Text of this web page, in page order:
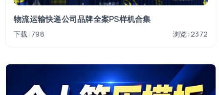
物流运输快递公司品牌全案PS样机合集
下载: 798 浏览: 2372